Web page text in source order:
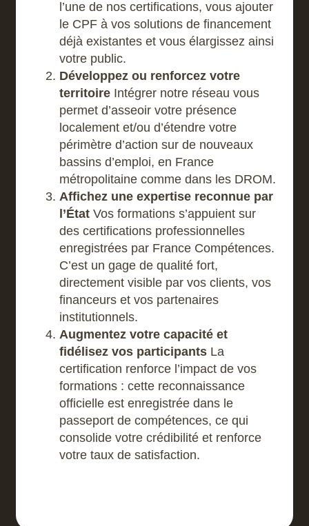
l’une de nos certifications, vous ajouter
le CPF à vos solutions de financement
déjà existantes et vous élargissez ainsi
votre public.
Développez ou renforcez votre
territoireIntégrer notre réseau vous
permet d’asseoir votre présence
localement et/ou d’étendre votre
périmètre d’action sur de nouveaux
bassins d’emploi, en France
métropolitaine comme dans les DROM.
Affichez une expertise reconnue par
l’ÉtatVos formations s’appuient sur
des certifications professionnelles
enregistrées par France Compétences.
C’est un gage de qualité fort,
directement visible par vos clients, vos
financeurs et vos partenaires
institutionnels.
Augmentez votre capacité et
fidélisez vos participantsLa
certification renforce l’impact de vos
formations : cette reconnaissance
officielle est enregistrée dans le
passeport de compétences, ce qui
consolide votre crédibilité et renforce
votre taux de satisfaction.